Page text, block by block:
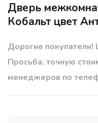
Дверь
Кобальт цвет
Дорогие покупатели!
Просьба, точную
менеджеров по